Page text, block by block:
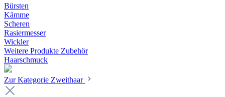
Bürsten
Kämme
Scheren
Rasiermesser
Wickler
Weitere Produkte Zubehör
Haarschmuck
Zur Kategorie Zweithaar